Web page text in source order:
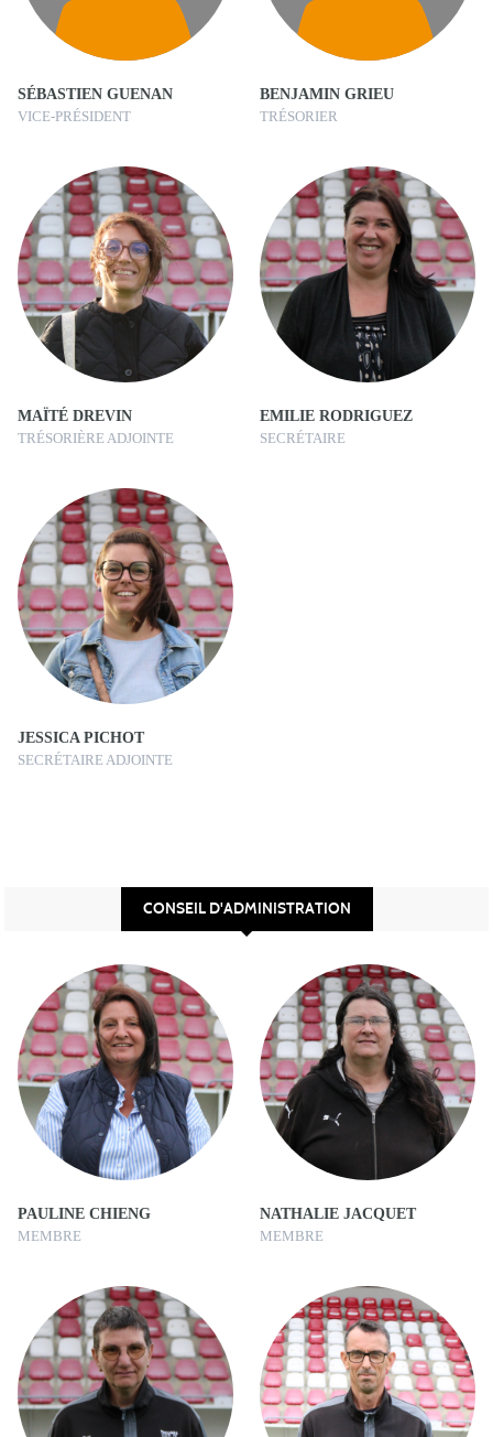
SÉBASTIEN GUENAN
VICE-PRÉSIDENT
BENJAMIN GRIEU
TRÉSORIER
MAÏTÉ DREVIN
TRÉSORIÈRE ADJOINTE
EMILIE RODRIGUEZ
SECRÉTAIRE
JESSICA PICHOT
SECRÉTAIRE ADJOINTE
CONSEIL D'ADMINISTRATION
PAULINE CHIENG
MEMBRE
NATHALIE JACQUET
MEMBRE